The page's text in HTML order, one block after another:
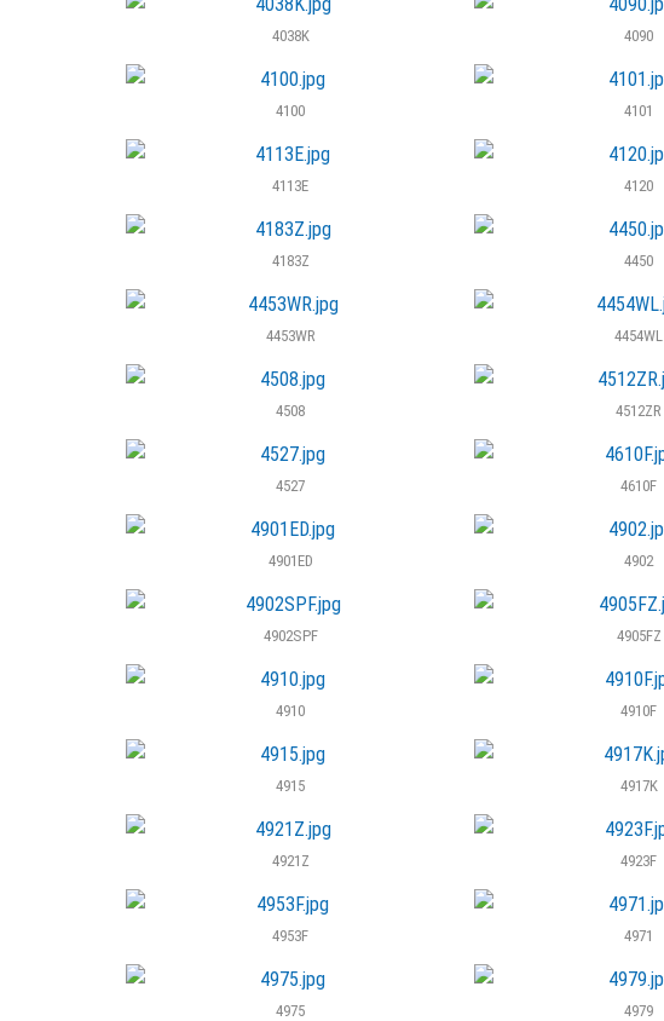
4038K 4090
4100 4101
4113E 4120
4183Z 4450
4453WR 4454WL
4508 4512ZR
4527 4610F
4901ED 4902
4902SPF 4905FZ
4910 4910F
4915 4917K
4921Z 4923F
4953F 4971
4975 4979